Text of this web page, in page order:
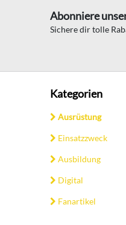
Abonniere
Sichere dir tolle
Kategorien
Ausrüstung
Einsatzzweck
Ausbildung
Digital
Fanartikel